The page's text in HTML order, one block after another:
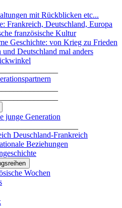
mit Rückblicken etc...
Frankreich, Deutschland, Europa
französische Kultur
Geschichte: von Krieg zu Frieden
und Deutschland mal anders
junge Generation
Deuschland-Frankreich
Beziehungen
Wochen